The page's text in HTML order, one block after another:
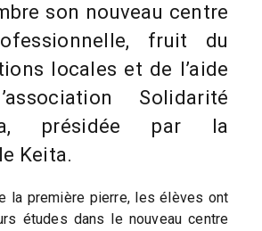
son nouveau centre
fruit du
locales et de l’aide
Solidarité
présidée par la
Keita.
la première pierre, les élèves ont
études dans le nouveau centre